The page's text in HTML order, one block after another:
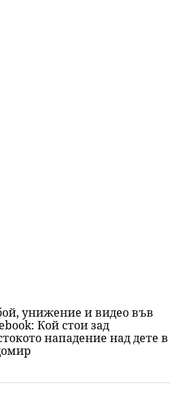
унижение и видео във
Кой стои зад
нападение над дете в